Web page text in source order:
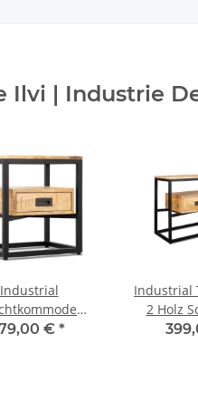
Ilvi | Industrie
Industrial
Holz
€ *
Industrial
2 Holz